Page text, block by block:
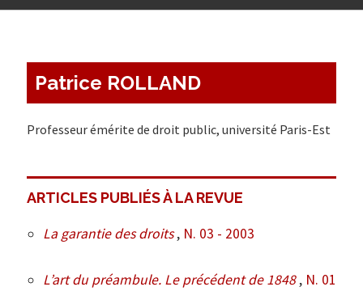
Patrice ROLLAND
Professeur émérite de droit public, université Paris-Est
ARTICLES PUBLIÉS À LA REVUE
La garantie des droits , N. 03 - 2003
L’art du préambule. Le précédent de 1848 , N. 01